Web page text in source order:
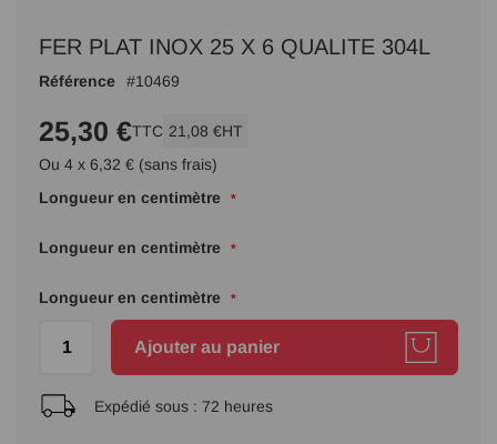
début
d’images
FER PLAT INOX 25 X 6 QUALITE 304L
Référence 10469
25,30 €TTC 21,08 €HT
Ou 4 x 6,32 € (sans frais)
Longueur en centimètre
Longueur en centimètre
Longueur en centimètre
Ajouter au panier
Expédié sous : 72 heures